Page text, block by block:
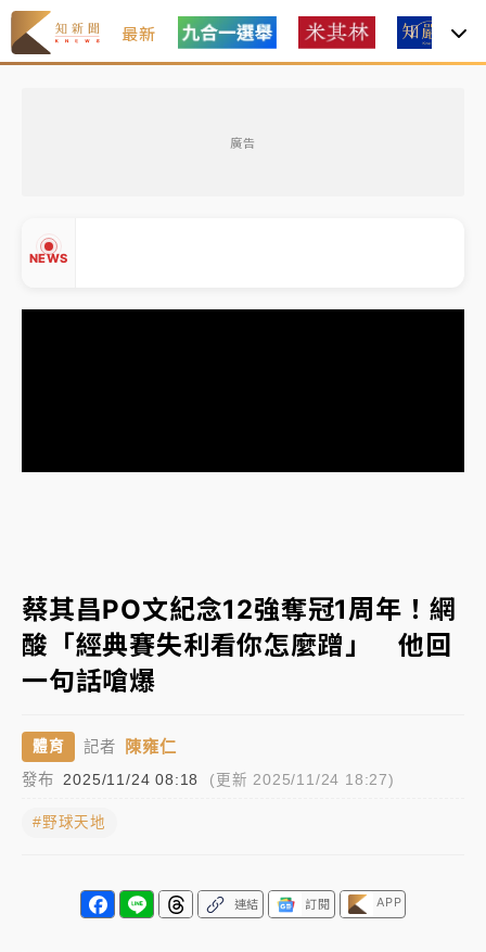
最新
廣告
NEWS
韓股最壞時期已過？大摩估去槓桿完成逾半 波動率降
至2個月低
「白海豚」雨炸新北！通報109件災情 侯友宜揭這類災
至2個月低
「白海豚」雨炸新北！通報109件災情 侯友宜揭這類災
損最多
白海豚挾豪雨狂炸新北！時雨量破百毫米 水塔、雨棚
砸落毀車
蔡其昌PO文紀念12強奪冠1周年！網
酸「經典賽失利看你怎麼蹭」 他回
一句話嗆爆
體育 記者 陳雍仁
發布 2025/11/24 08:18 (更新 2025/11/24 18:27)
#野球天地
連結 訂閱 APP